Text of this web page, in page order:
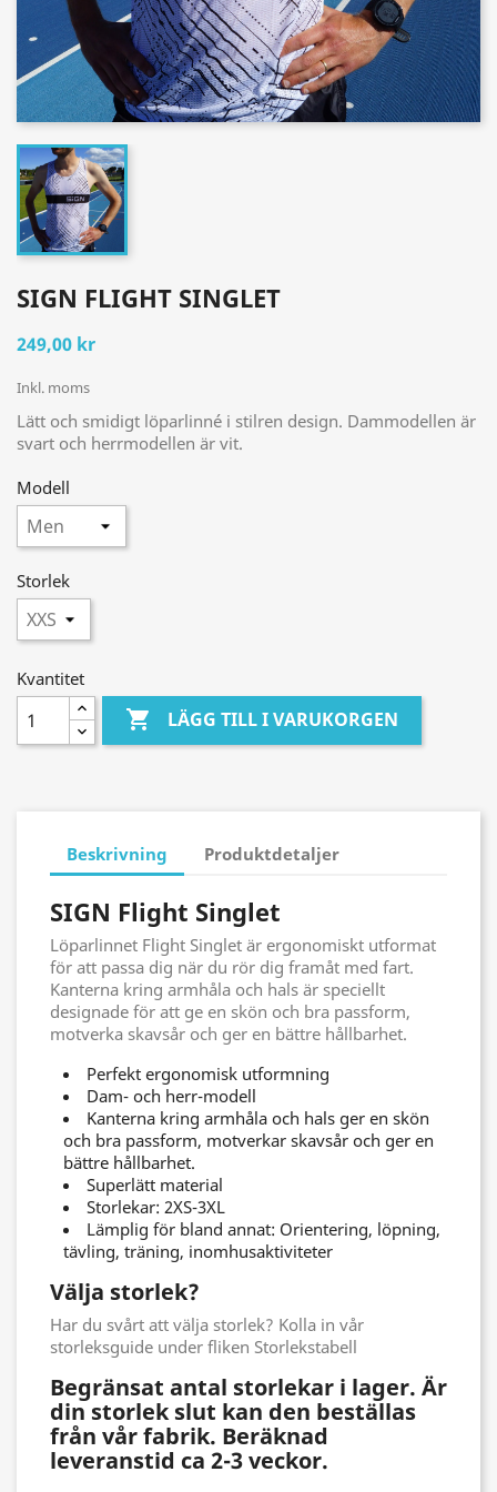
SIGN FLIGHT SINGLET
249,00 kr
Inkl. moms
Lätt och smidigt löparlinné i stilren design. Dammodellen är
svart och herrmodellen är vit.
Modell
Storlek
Kvantitet
 LÄGG TILL I VARUKORGEN
Beskrivning Produktdetaljer
SIGN Flight Singlet
Löparlinnet Flight Singlet är ergonomiskt utformat
för att passa dig när du rör dig framåt med fart.
Kanterna kring armhåla och hals är speciellt
designade för att ge en skön och bra passform,
motverka skavsår och ger en bättre hållbarhet.
Perfekt ergonomisk utformning
Dam- och herr-modell
Kanterna kring armhåla och hals ger en skön
och bra passform, motverkar skavsår och ger en
bättre hållbarhet.
Superlätt material
Storlekar: 2XS-3XL
Lämplig för bland annat: Orientering, löpning,
tävling, träning, inomhusaktiviteter
Välja storlek?
Har du svårt att välja storlek? Kolla in vår
storleksguide under fliken Storlekstabell
Begränsat antal storlekar i lager. Är
din storlek slut kan den beställas
från vår fabrik. Beräknad
leveranstid ca 2-3 veckor.